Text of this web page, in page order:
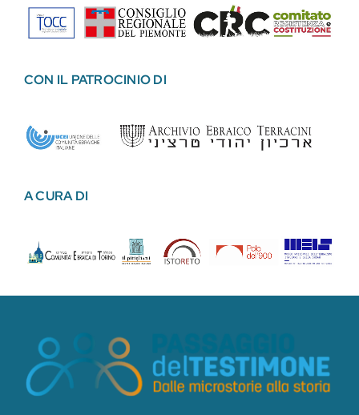
CON IL PATROCINIO DI
A CURA DI